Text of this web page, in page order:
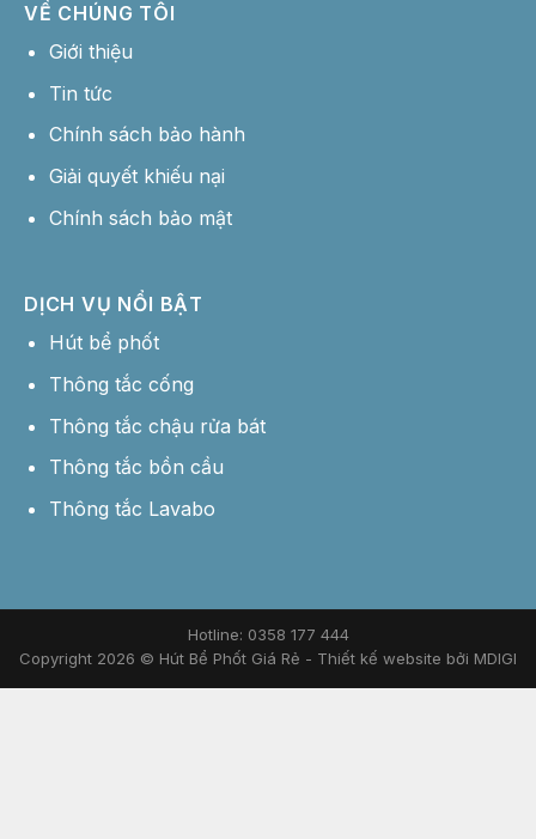
VỀ CHÚNG TÔI
Giới thiệu
Tin tức
Chính sách bảo hành
Giải quyết khiếu nại
Chính sách bảo mật
DỊCH VỤ NỔI BẬT
Hút bể phốt
Thông tắc cống
Thông tắc chậu rửa bát
Thông tắc bồn cầu
Thông tắc Lavabo
Hotline: 0358 177 444
Copyright 2026 © Hút Bể Phốt Giá Rẻ - Thiết kế website bởi MDIGI